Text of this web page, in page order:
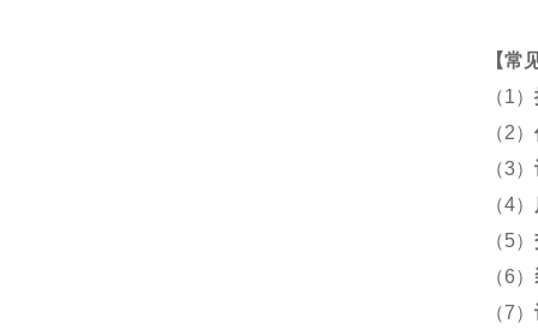
【常
（1）
（2）
（3）
（4）
（5）
（6）
（7）